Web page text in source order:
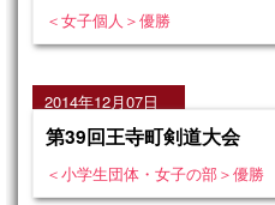
＜女子個人＞優勝
2014年12月07日
第39回王寺町剣道大会
＜小学生団体・女子の部＞優勝